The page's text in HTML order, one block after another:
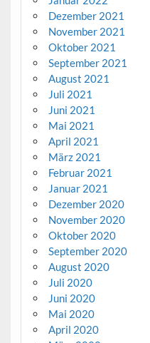
Dezember 2021
November 2021
Oktober 2021
September 2021
August 2021
Juli 2021
Juni 2021
Mai 2021
April 2021
März 2021
Februar 2021
Januar 2021
Dezember 2020
November 2020
Oktober 2020
September 2020
August 2020
Juli 2020
Juni 2020
Mai 2020
April 2020